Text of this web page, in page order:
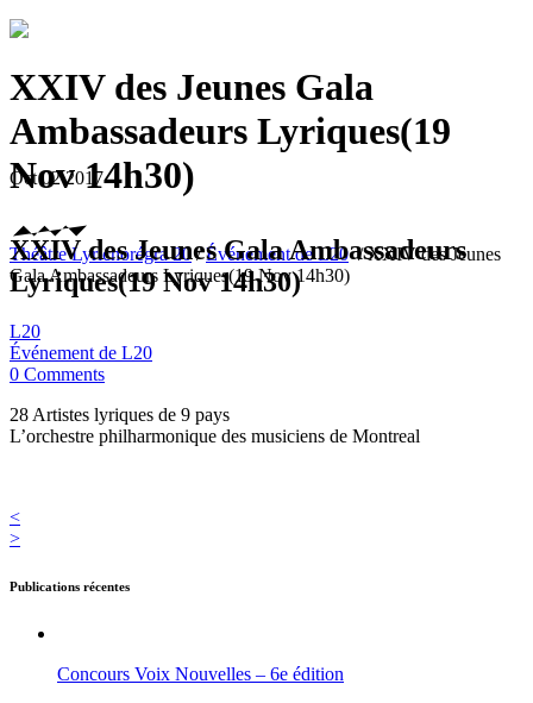
XXIV des Jeunes Gala
Ambassadeurs Lyriques(19
Nov 14h30)
Théâtre Lyrichorégra 20/Événement de L20 /XXIV des Jeunes
Gala Ambassadeurs Lyriques(19 Nov 14h30)
Oct 02 2017
XXIV des Jeunes Gala Ambassadeurs
Lyriques(19 Nov 14h30)
L20
Événement de L20
0 Comments
28 Artistes lyriques de 9 pays
L’orchestre philharmonique des musiciens de Montreal
<
>
Publications récentes
Concours Voix Nouvelles – 6e édition